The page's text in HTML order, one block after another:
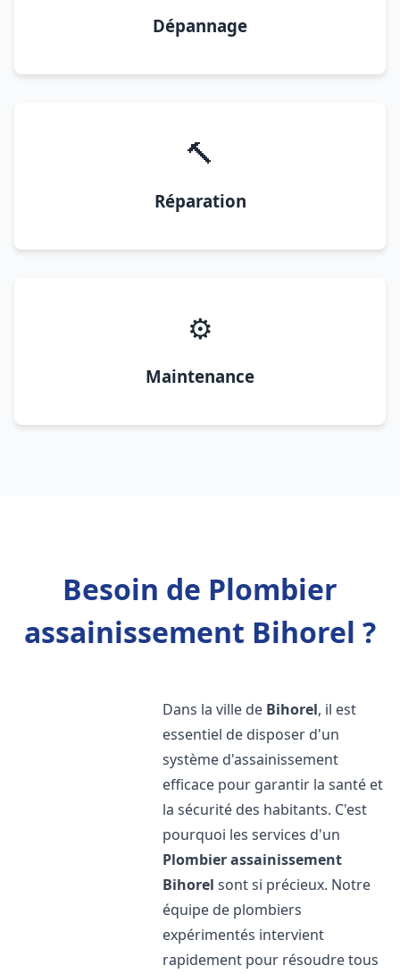
Dépannage
🔨
Réparation
⚙️
Maintenance
Besoin de Plombier
assainissement Bihorel ?
Dans la ville de Bihorel, il est
essentiel de disposer d'un
système d'assainissement
efficace pour garantir la santé et
la sécurité des habitants. C'est
pourquoi les services d'un
Plombier assainissement
Bihorel sont si précieux. Notre
équipe de plombiers
expérimentés intervient
rapidement pour résoudre tous